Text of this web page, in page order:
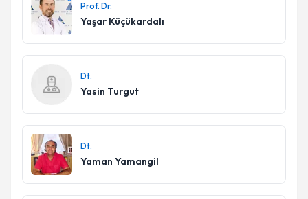
Prof. Dr.
Yaşar Küçükardalı
Dt.
Yasin Turgut
Dt.
Yaman Yamangil